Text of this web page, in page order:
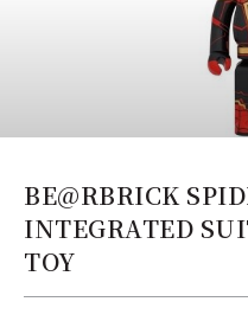
BE@RBRICK
INTEGRATED
TOY